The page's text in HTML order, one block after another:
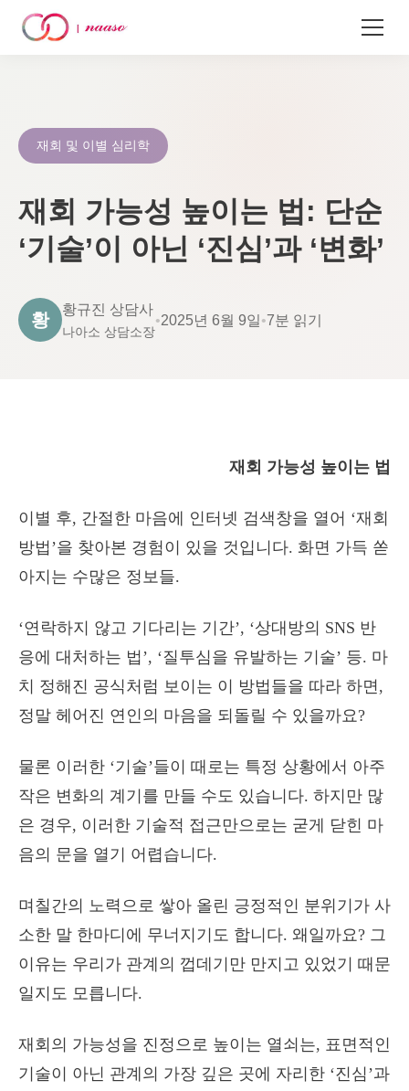
재회 및 이별 심리학
재회 가능성 높이는 법: 단순
‘기술’이 아닌 ‘진심’과 ‘변화’
황
황규진 상담사
나아소 상담소장
•2025년 6월 9일•7분 읽기
재회 가능성 높이는 법
이별 후, 간절한 마음에 인터넷 검색창을 열어 ‘재회
방법’을 찾아본 경험이 있을 것입니다. 화면 가득 쏟
아지는 수많은 정보들.
‘연락하지 않고 기다리는 기간’, ‘상대방의 SNS 반
응에 대처하는 법’, ‘질투심을 유발하는 기술’ 등. 마
치 정해진 공식처럼 보이는 이 방법들을 따라 하면,
정말 헤어진 연인의 마음을 되돌릴 수 있을까요?
물론 이러한 ‘기술’들이 때로는 특정 상황에서 아주
작은 변화의 계기를 만들 수도 있습니다. 하지만 많
은 경우, 이러한 기술적 접근만으로는 굳게 닫힌 마
음의 문을 열기 어렵습니다.
며칠간의 노력으로 쌓아 올린 긍정적인 분위기가 사
소한 말 한마디에 무너지기도 합니다. 왜일까요? 그
이유는 우리가 관계의 껍데기만 만지고 있었기 때문
일지도 모릅니다.
재회의 가능성을 진정으로 높이는 열쇠는, 표면적인
기술이 아닌 관계의 가장 깊은 곳에 자리한 ‘진심’과